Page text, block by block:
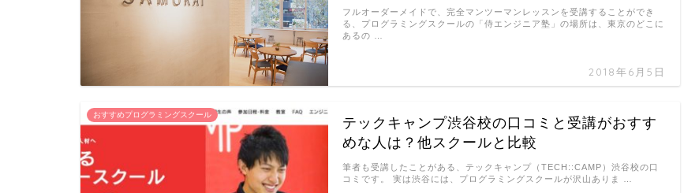
2018年6月5日
フルオーダーメイドで、完全マンツーマンレッスンを受講することができ
る、プログラミングスクールの「侍エンジニア塾」の場所は、東京のどこに
あるの …
おすすめプログラミングスクール
テックキャンプ渋谷校の口コミと受講がおすす
めな人は？他スクールと比較
筆者も受講したことがある、テックキャンプ（TECH::CAMP）渋谷校の口
コミです。 実は渋谷には、プログラミングスクールが沢山ありま …